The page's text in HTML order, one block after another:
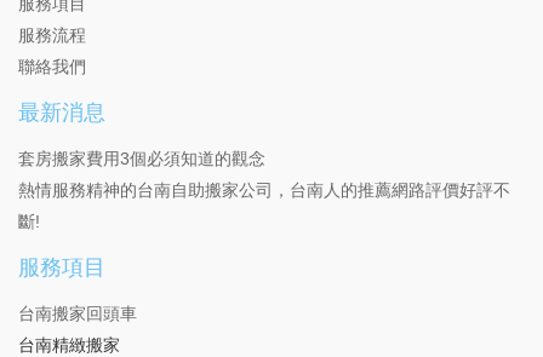
服務項目
服務流程
聯絡我們
最新消息
套房搬家費用3個必須知道的觀念
熱情服務精神的台南自助搬家公司，台南人的推薦網路評價好評不
斷!
服務項目
台南搬家回頭車
台南精緻搬家